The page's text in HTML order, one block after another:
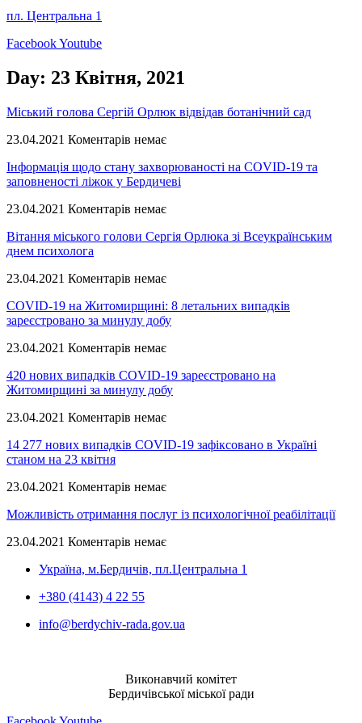
пл. Центральна 1
FacebookYoutube
Day: 23 Квітня, 2021
Міський голова Сергій Орлюк відвідав ботанічний сад
23.04.2021 Коментарів немає
Інформація щодо стану захворюваності на COVID-19 та
заповненості ліжок у Бердичеві
23.04.2021 Коментарів немає
Вітання міського голови Сергія Орлюка зі Всеукраїнським
днем психолога
23.04.2021 Коментарів немає
COVID-19 на Житомирщині: 8 летальних випадків
зареєстровано за минулу добу
23.04.2021 Коментарів немає
420 нових випадків COVID-19 зареєстровано на
Житомирщині за минулу добу
23.04.2021 Коментарів немає
14 277 нових випадків COVID-19 зафіксовано в Україні
станом на 23 квітня
23.04.2021 Коментарів немає
Можливість отримання послуг із психологічної реабілітації
23.04.2021 Коментарів немає
Україна, м.Бердичів, пл.Центральна 1
+380 (4143) 4 22 55
info@berdychiv-rada.gov.ua
Виконавчий комітет
Бердичівської міської ради